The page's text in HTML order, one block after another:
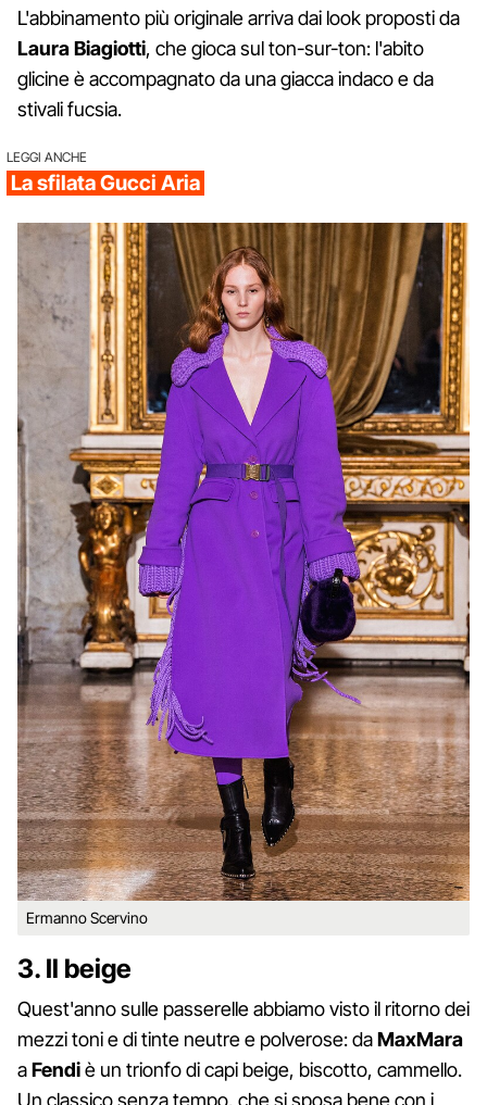
L'abbinamento più originale arriva dai look proposti da
Laura Biagiotti, che gioca sul ton-sur-ton: l'abito
glicine è accompagnato da una giacca indaco e da
stivali fucsia.
LEGGI ANCHE
La sfilata Gucci Aria
Ermanno Scervino
3. Il beige
Quest'anno sulle passerelle abbiamo visto il ritorno dei
mezzi toni e di tinte neutre e polverose: daMaxMara
aFendiè un trionfo di capi beige, biscotto, cammello.
Un classico senza tempo, che si sposa bene con i